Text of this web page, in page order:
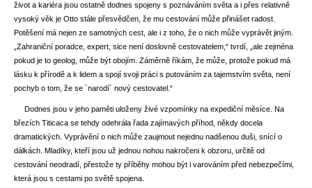
život a kariéra jsou ostatně dodnes spojeny s poznáváním světa a i přes relativně
vysoký věk je Otto stále přesvědčen, že mu cestování může přinášet radost.
Potěšení má nejen ze samotných cest, ale i z toho, že o nich může vyprávět jiným.
„Zahraniční poradce, expert, sice není doslovně cestovatelem,“ tvrdí, „ale zejména
pokud je to geolog, může být obojím. Záměrně říkám, že může, protože pokud má
lásku k přírodě a k lidem a spojí svoji práci s putováním za tajemstvím světa, není
pochyb o tom, že se ´narodí´ nový cestovatel.“
Dodnes jsou v jeho paměti uloženy živé vzpomínky na expediční měsíce. Na
březích Titicaca se tehdy odehrála řada zajímavých příhod, někdy docela
dramatických. Vyprávění o nich může zaujmout nejednu nadšenou duši, snící o
dálkách. Mladíky, kteří jsou už jednou nohou nakročeni k obzoru, určitě od
cestování neodradí, přestože ty příběhy mohou být i varováním před nebezpečími,
která jsou s cestami po světě spojena.